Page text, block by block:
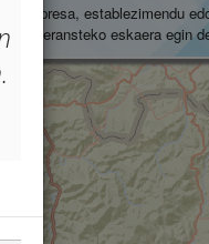
enpresa, establezimendu
bada, eransteko eskaera egin